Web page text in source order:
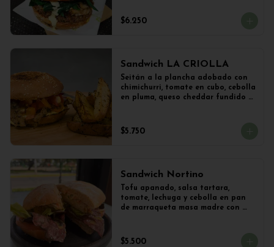
salteados con cebolla
caramelizada y lechuga con
$6.250
Sandwich LA CRIOLLA
Seitán a la plancha adobado con
chimichurri, tomate en cubo, cebolla
en pluma, queso cheddar fundido y
$5.750
Sandwich Nortino
Tofu apanado, salsa tartara,
tomate, lechuga y cebolla en pan
de marraqueta masa madre con
$5.500